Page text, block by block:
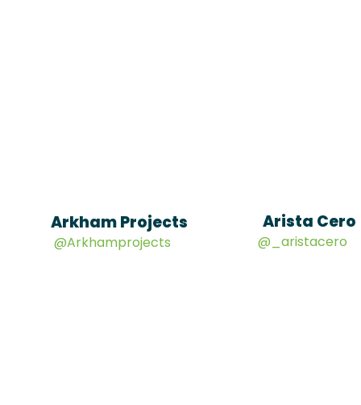
Arkham Projects
@Arkhamprojects
Arista Cero
@_aristacero